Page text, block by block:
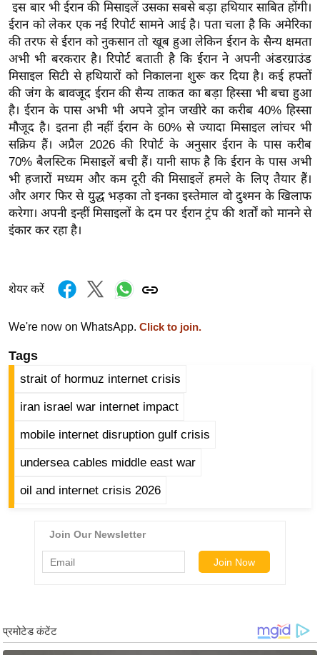
ऑ
टो
व
र्ल्ड
न्यू
ज
ब्री
फ
म
नो
रं
ज
त
बॉ
वु
ड
वु
ल्म
a
k
इस बार भी ईरान की मिसाइलें उसका सबसे बड़ा हथियार साबित होंगी।
ईरान को लेकर एक नई रिपोर्ट सामने आई है। पता चला है कि अमेरिका
की तरफ से ईरान को नुकसान तो खूब हुआ लेकिन ईरान के सैन्य क्षमता
अभी भी बरकरार है। रिपोर्ट बताती है कि ईरान ने अपनी अंडरग्राउंड
मिसाइल सिटी से हथियारों को निकालना शुरू कर दिया है। कई हफ्तों
की जंग के बावजूद ईरान की सैन्य ताकत का बड़ा हिस्सा भी बचा हुआ
है। ईरान के पास अभी भी अपने ड्रोन जखीरे का करीब 40% हिस्सा
मौजूद है। इतना ही नहीं ईरान के 60% से ज्यादा मिसाइल लांचर भी
सक्रिय हैं। अप्रैल 2026 की रिपोर्ट के अनुसार ईरान के पास करीब
70% बैलस्टिक मिसाइलें बची हैं। यानी साफ है कि ईरान के पास अभी
भी हजारों मध्यम और कम दूरी की मिसाइलें हमले के लिए तैयार हैं।
और अगर फिर से युद्ध भड़का तो इनका इस्तेमाल वो दुश्मन के खिलाफ
करेगा। अपनी इन्हीं मिसाइलों के दम पर ईरान ट्रंप की शर्तों को मानने से
इंकार कर रहा है।
शेयर करें
We're now on WhatsApp. Click to join.
Tags
strait of hormuz internet crisis
iran israel war internet impact
mobile internet disruption gulf crisis
undersea cables middle east war
oil and internet crisis 2026